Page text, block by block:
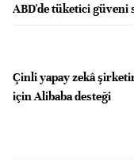
ABD'de tüketici güveni
Çinli yapay zekâ
için Alibaba desteği